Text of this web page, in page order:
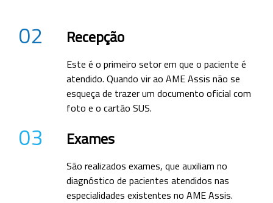
02 Recepção
Este é o primeiro setor em que o paciente é
atendido. Quando vir ao AME Assis não se
esqueça de trazer um documento oficial com
foto e o cartão SUS.
03 Exames
São realizados exames, que auxiliam no
diagnóstico de pacientes atendidos nas
especialidades existentes no AME Assis.